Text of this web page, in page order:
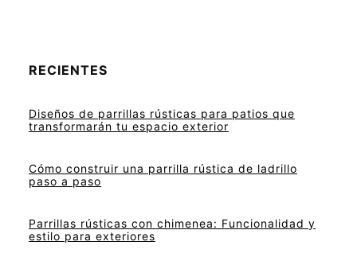
RECIENTES
Diseños de parrillas rústicas para patios que
transformarán tu espacio exterior
Cómo construir una parrilla rústica de ladrillo
paso a paso
Parrillas rústicas con chimenea: Funcionalidad y
estilo para exteriores